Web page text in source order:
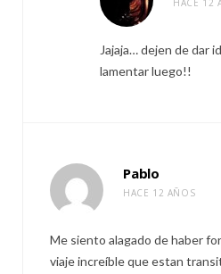
HACE 12
Jajaja… dejen de dar
lamentar luego!!
Pablo
HACE 12 AÑOS
Me siento alagado de haber
viaje increíble que estan